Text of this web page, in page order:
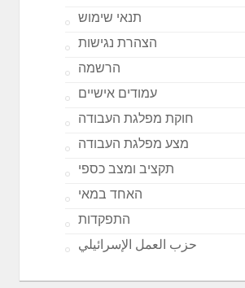
תנאי שימוש
הצהרת נגישות
הרשמה
עמודים אישיים
חוקת מפלגת העבודה
מצע מפלגת העבודה
תקציב ומצב כספי
האחד במאי
התפקדות
حزب العمل الإسرائيلي